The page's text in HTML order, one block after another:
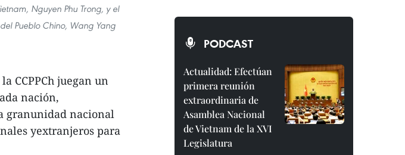
Nguyen Phu Trong, y el
Pueblo Chino, Wang Yang
CCPPCh juegan un
nación,
granunidad nacional
yextranjeros para
PODCAST
Actualidad: Efectúan
primera reunión
extraordinaria de
Asamblea Nacional
de Vietnam de la XVI
Legislatura